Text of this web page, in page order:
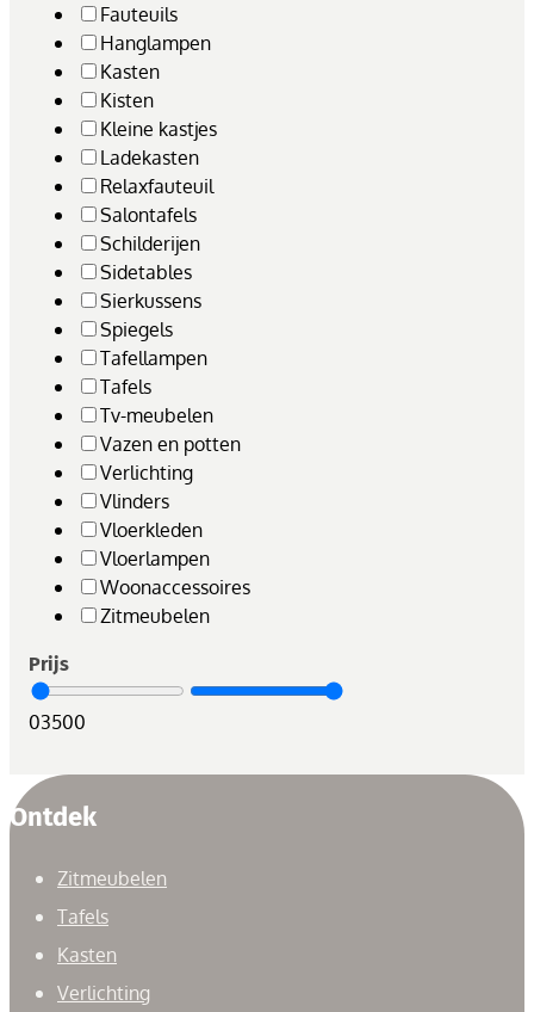
Fauteuils
Hanglampen
Kasten
Kisten
Kleine kastjes
Ladekasten
Relaxfauteuil
Salontafels
Schilderijen
Sidetables
Sierkussens
Spiegels
Tafellampen
Tafels
Tv-meubelen
Vazen en potten
Verlichting
Vlinders
Vloerkleden
Vloerlampen
Woonaccessoires
Zitmeubelen
Prijs
03500
Ontdek
Zitmeubelen
Tafels
Kasten
Verlichting